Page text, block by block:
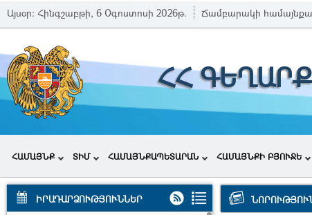
Այսօր: Հինգշաբթի, 6 Օգոստոսի 2026թ. Ճամբարակի
ՀՀ
ՀԱՄԱՅՆՔ ՏԻՄ ՀԱՄԱՅՆՔԱՊԵՏԱՐԱՆ ՀԱՄԱՅՆՔԻ ԲՅՈՒՋԵ
ԻՐԱԴԱՐՁՈՒԹՅՈՒՆՆԵՐ